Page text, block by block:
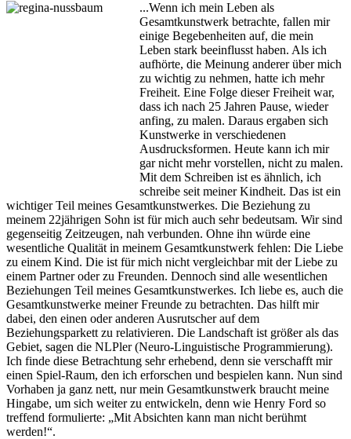
...Wenn ich mein Leben als
Gesamtkunstwerk betrachte, fallen mir
einige Begebenheiten auf, die mein
Leben stark beeinflusst haben. Als ich
aufhörte, die Meinung anderer über mich
zu wichtig zu nehmen, hatte ich mehr
Freiheit. Eine Folge dieser Freiheit war,
dass ich nach 25 Jahren Pause, wieder
anfing, zu malen. Daraus ergaben sich
Kunstwerke in verschiedenen
Ausdrucksformen. Heute kann ich mir
gar nicht mehr vorstellen, nicht zu malen.
Mit dem Schreiben ist es ähnlich, ich
schreibe seit meiner Kindheit. Das ist ein
wichtiger Teil meines Gesamtkunstwerkes. Die Beziehung zu
meinem 22jährigen Sohn ist für mich auch sehr bedeutsam. Wir sind
gegenseitig Zeitzeugen, nah verbunden. Ohne ihn würde eine
wesentliche Qualität in meinem Gesamtkunstwerk fehlen: Die Liebe
zu einem Kind. Die ist für mich nicht vergleichbar mit der Liebe zu
einem Partner oder zu Freunden. Dennoch sind alle wesentlichen
Beziehungen Teil meines Gesamtkunstwerkes. Ich liebe es, auch die
Gesamtkunstwerke meiner Freunde zu betrachten. Das hilft mir
dabei, den einen oder anderen Ausrutscher auf dem
Beziehungsparkett zu relativieren. Die Landschaft ist größer als das
Gebiet, sagen die NLPler (Neuro-Linguistische Programmierung).
Ich finde diese Betrachtung sehr erhebend, denn sie verschafft mir
einen Spiel-Raum, den ich erforschen und bespielen kann. Nun sind
Vorhaben ja ganz nett, nur mein Gesamtkunstwerk braucht meine
Hingabe, um sich weiter zu entwickeln, denn wie Henry Ford so
treffend formulierte: „Mit Absichten kann man nicht berühmt
werden!“.